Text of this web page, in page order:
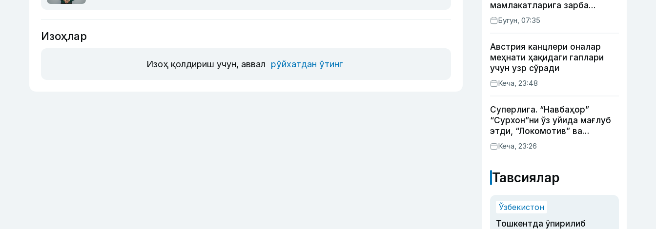
Изоҳлар
Изоҳ қолдириш учун, аввал рўйхатдан ўтинг
мамлакатларига зарба
бермоқчи” — Литва мудофаа
вазири
Бугун, 07:35
Австрия канцлери оналар
меҳнати ҳақидаги гаплари
учун узр сўради
Кеча, 23:48
Суперлига. “Навбаҳор”
“Сурхон”ни ўз уйида мағлуб
этди, “Локомотив” ва
“Хоразм” уйда ғалаба
қозонди
Кеча, 23:26
Тавсиялар
Ўзбекистон
Тошкентда ўпирилиб